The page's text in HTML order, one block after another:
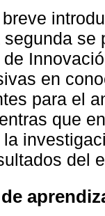
se
en
para el
que
del